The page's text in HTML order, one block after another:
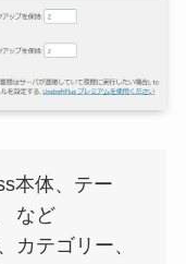
本体、テー
など
カテゴリー、